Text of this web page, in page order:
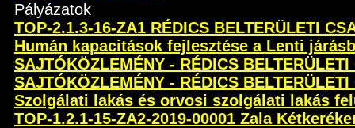
Pályázatok
TOP-2.1.3-16-ZA1 RÉDICS BELTERÜLETI
Humán kapacitások fejlesztése a Lenti
SAJTÓKÖZLEMÉNY - RÉDICS
SAJTÓKÖZLEMÉNY - RÉDICS
Szolgálati lakás és orvosi szolgálati lakás
TOP-1.2.1-15-ZA2-2019-00001 Zala